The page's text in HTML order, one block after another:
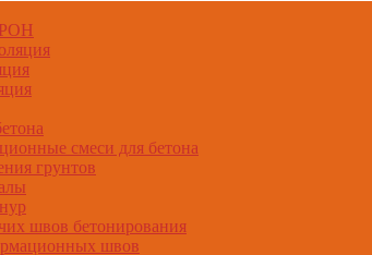
смеси для бетона
грунтов
швов бетонирования
швов